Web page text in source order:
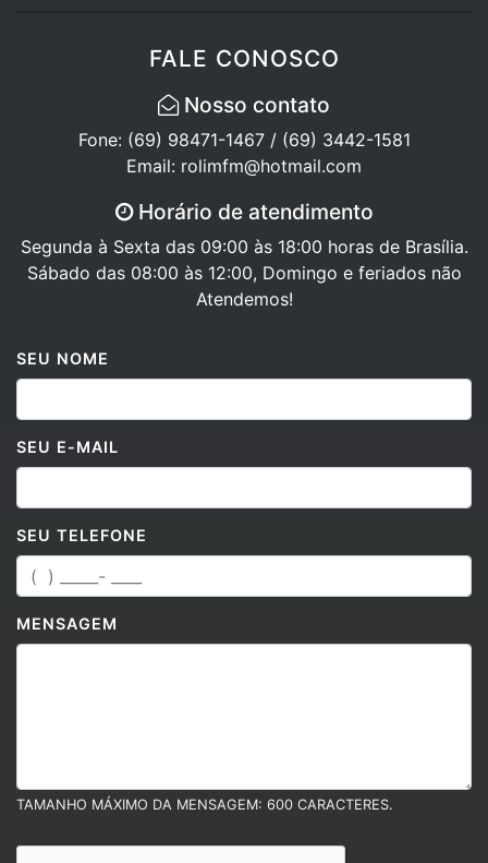
FALE CONOSCO
Nosso contato
Fone: (69) 98471-1467 / (69) 3442-1581
Email: rolimfm@hotmail.com
Horário de atendimento
Segunda à Sexta das 09:00 às 18:00 horas de Brasília.
Sábado das 08:00 às 12:00, Domingo e feriados não
Atendemos!
SEU NOME
SEU E-MAIL
SEU TELEFONE
MENSAGEM
TAMANHO MÁXIMO DA MENSAGEM: 600 CARACTERES.